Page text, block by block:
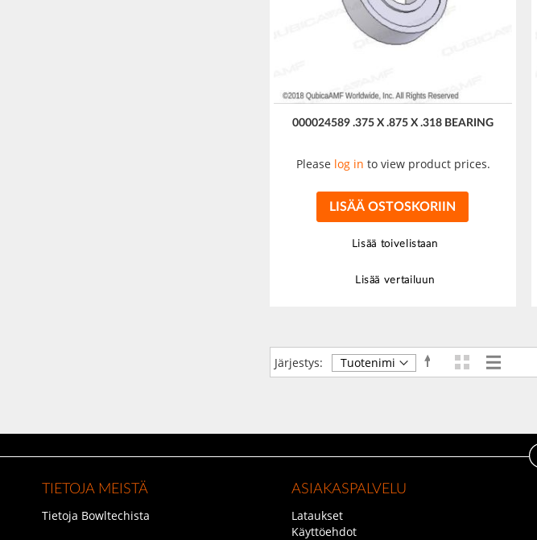
000024589 .375 X .875 X .318 BEARING
Please log in to view product prices.
LISÄÄ OSTOSKORIIN
Lisää toivelistaan
Lisää vertailuun
Järjestys:
Aseta
laskevaan
Näkymät
RuudukkoLuettelo
TIETOJA MEISTÄ
Tietoja Bowltechista
ASIAKASPALVELU
Lataukset
Käyttöehdot